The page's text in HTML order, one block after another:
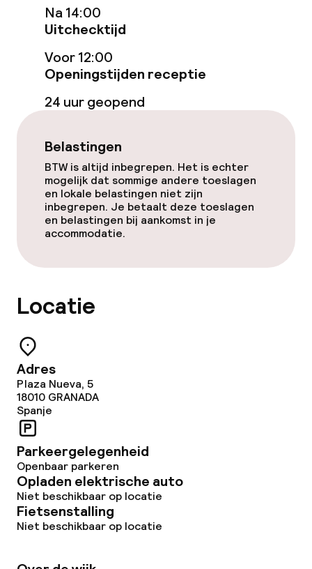
Na 14:00
Uitchecktijd
Voor 12:00
Openingstijden receptie
24 uur geopend
Belastingen
BTW is altijd inbegrepen. Het is echter
mogelijk dat sommige andere toeslagen
en lokale belastingen niet zijn
inbegrepen. Je betaalt deze toeslagen
en belastingen bij aankomst in je
accommodatie.
Locatie
Adres
Plaza Nueva, 5
18010 GRANADA
Spanje
Parkeergelegenheid
Openbaar parkeren
Opladen elektrische auto
Niet beschikbaar op locatie
Fietsenstalling
Niet beschikbaar op locatie